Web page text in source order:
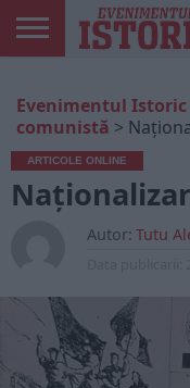
ONLINE
EDIȚII
TIPĂRITE
ISTORIC
PLAY
CONTUL
MEU
Evenimentul Istoric
comunistă >
ARTICOLE ONLINE
Autor: Tutu